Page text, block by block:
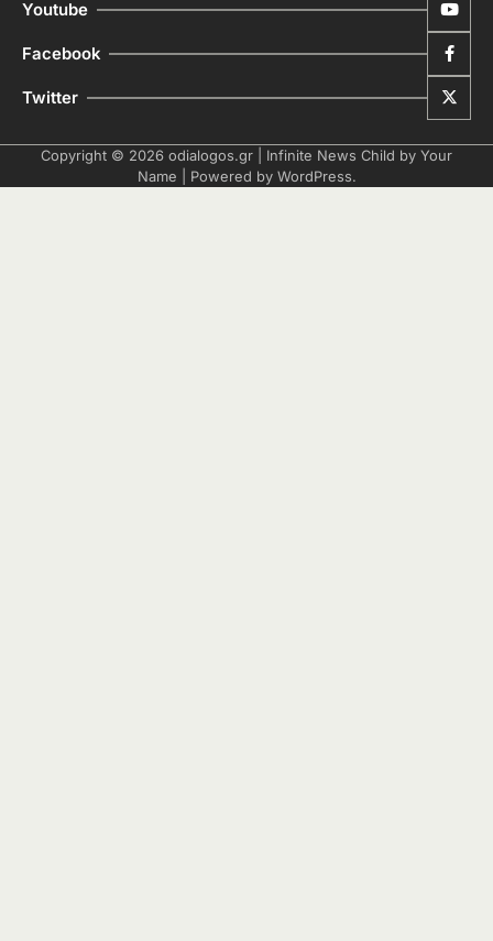
Youtube
Facebook
Twitter
Copyright © 2026 odialogos.gr | Infinite News Child by Your
Name | Powered by WordPress.